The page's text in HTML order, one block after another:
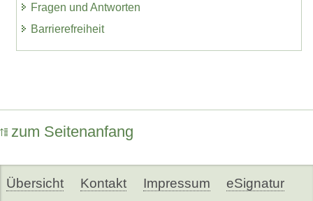
Fragen und Antworten
Barrierefreiheit
zum Seitenanfang
Übersicht Kontakt Impressum eSignatur